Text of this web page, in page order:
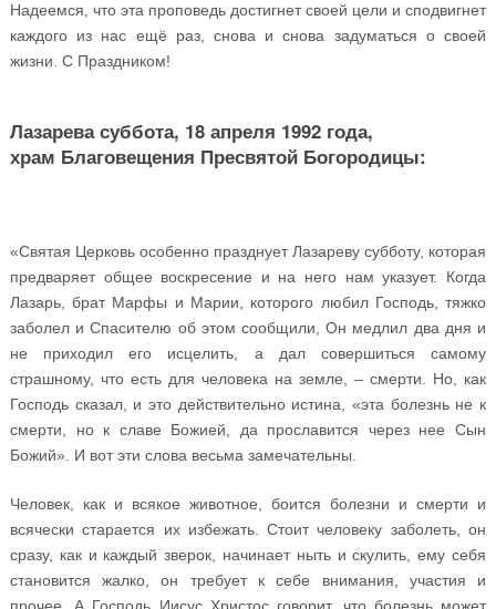
Надеемся, что эта проповедь достигнет своей цели и сподвигнет
каждого из нас ещё раз, снова и снова задуматься о своей
жизни. С Праздником!
Лазарева суббота, 18 апреля 1992 года,
храм Благовещения Пресвятой Богородицы:
«Святая Церковь особенно празднует Лазареву субботу, которая
предваряет общее воскресение и на него нам указует. Когда
Лазарь, брат Марфы и Марии, которого любил Господь, тяжко
заболел и Спасителю об этом сообщили, Он медлил два дня и
не приходил его исцелить, а дал совершиться самому
страшному, что есть для человека на земле, – смерти. Но, как
Господь сказал, и это действительно истина, «эта болезнь не к
смерти, но к славе Божией, да прославится через нее Сын
Божий». И вот эти слова весьма замечательны.
Человек, как и всякое животное, боится болезни и смерти и
всячески старается их избежать. Стоит человеку заболеть, он
сразу, как и каждый зверок, начинает ныть и скулить, ему себя
становится жалко, он требует к себе внимания, участия и
прочее. А Господь Иисус Христос говорит, что болезнь может